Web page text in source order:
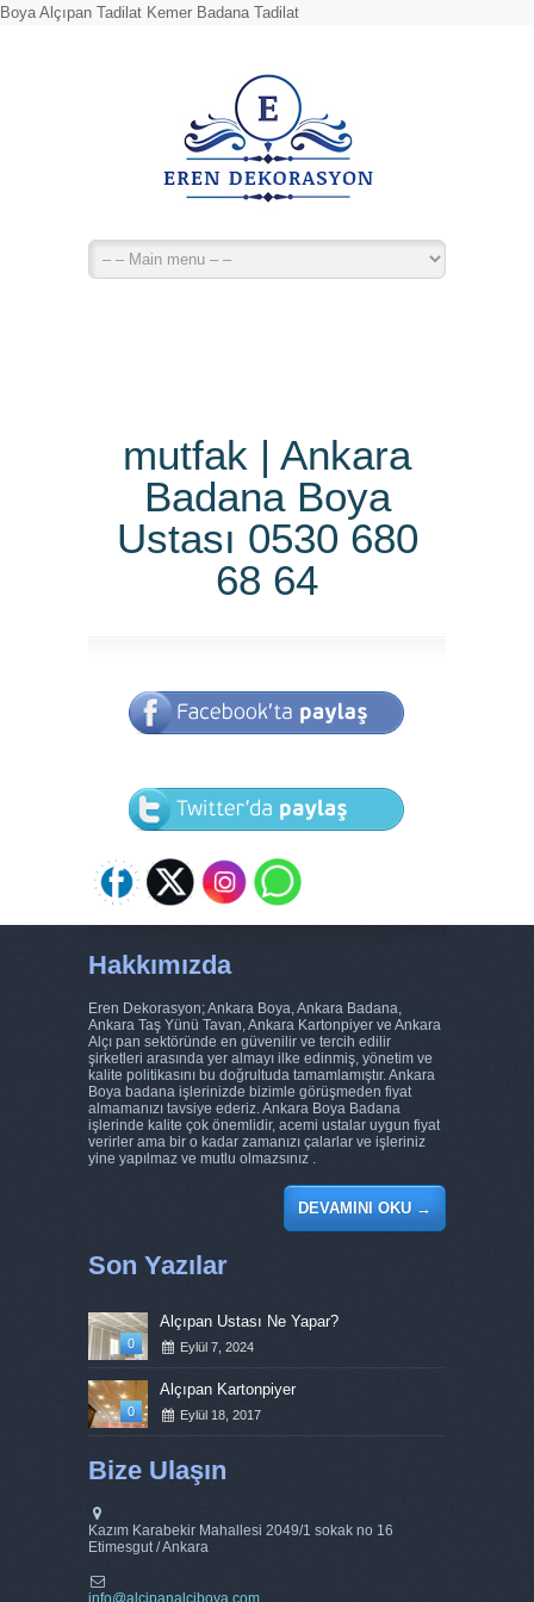
Boya Alçıpan Tadilat Kemer Badana Tadilat
mutfak | Ankara
Badana Boya
Ustası 0530 680
68 64
Hakkımızda
Eren Dekorasyon; Ankara Boya, Ankara Badana,
Ankara Taş Yünü Tavan, Ankara Kartonpiyer ve Ankara
Alçı pan sektöründe en güvenilir ve tercih edilir
şirketleri arasında yer almayı ilke edinmiş, yönetim ve
kalite politikasını bu doğrultuda tamamlamıştır. Ankara
Boya badana işlerinizde bizimle görüşmeden fiyat
almamanızı tavsiye ederiz. Ankara Boya Badana
işlerinde kalite çok önemlidir, acemi ustalar uygun fiyat
verirler ama bir o kadar zamanızı çalarlar ve işleriniz
yine yapılmaz ve mutlu olmazsınız .
DEVAMINI OKU→
Son Yazılar
0
Alçıpan Ustası Ne Yapar?
Eylül 7, 2024
0
Alçıpan Kartonpiyer
Eylül 18, 2017
Bize Ulaşın
Kazım Karabekir Mahallesi 2049/1 sokak no 16
Etimesgut / Ankara
info@alcipanalciboya.com